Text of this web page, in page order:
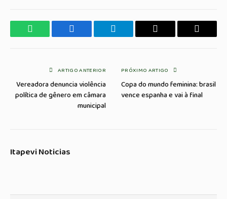
WhatsApp Facebook Telegrama Copiar
E-
ARTIGO ANTERIOR
Vereadora denuncia violência
política de gênero em câmara
municipal
PRÓXIMO ARTIGO
Copa do mundo feminina: brasil
vence espanha e vai à final
Itapevi Noticias